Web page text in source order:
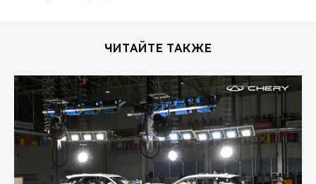
ЧИТАЙТЕ ТАКЖЕ